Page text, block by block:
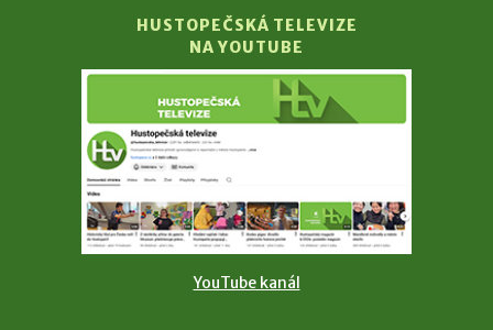
HUSTOPEČSKÁ TELEVIZE
NA YOUTUBE
YouTube kanál